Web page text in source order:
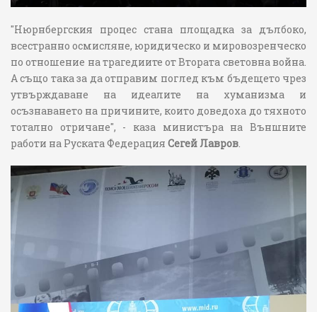
"Нюрнбергския процес стана площадка за дълбоко,
всестранно осмисляне, юридическо и мировозренческо
по отношение на трагедиите от Втората световна война.
А също така за да отправим поглед към бъдещето чрез
утвърждаване на идеалите на хуманизма и
осъзнаването на причините, които доведоха до тяхното
тотално отричане", - каза министъра на Външните
работи на Руската Федерация Сегей Лавров